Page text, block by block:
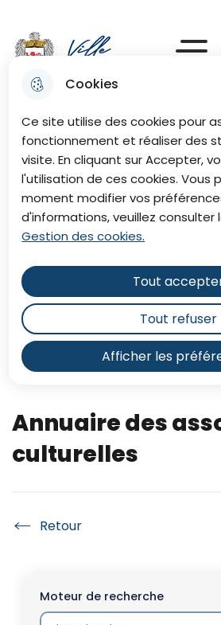
Cookies
Ce site utilise des cookies pour
fonctionnement et réaliser des
visite. En cliquant sur Accepter,
l'utilisation de ces cookies. Vous
moment modifier vos
d'informations, veuillez consulter
Gestion des cookies.
Afficher les
Tout
Tout refuser
menu
recherche
Menu
Menu
Annuaire des
culturelles
Accueil
Moteur de recherche